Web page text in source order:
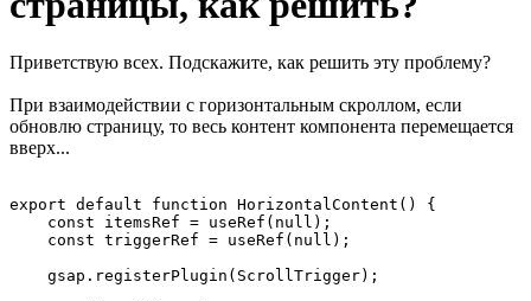
Приветствую всех. Подскажите, как решить эту проблему?
При взаимодействии с горизонтальным скроллом, если
обновлю страницу, то весь контент компонента перемещается
вверх...
export default function HorizontalContent() {
    const itemsRef = useRef(null);
    const triggerRef = useRef(null);
    gsap.registerPlugin(ScrollTrigger);